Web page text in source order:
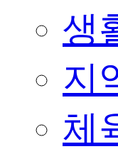
생
지
체